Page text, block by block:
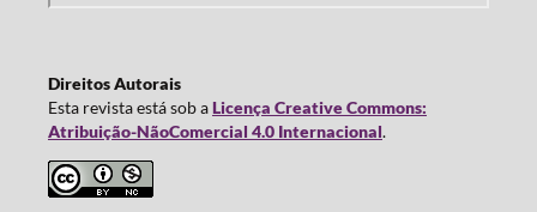
Direitos Autorais
Esta revista está sob aLicença Creative Commons:
Atribuição-NãoComercial 4.0 Internacional.